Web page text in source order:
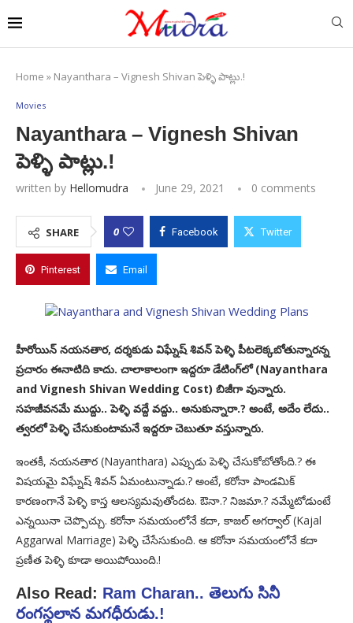
Home » Nayanthara – Vignesh Shivan పెళ్ళి పాట్లు.!
Movies
Nayanthara – Vignesh Shivan
పెళ్ళి పాట్లు.!
written by Hellomudra June 29, 2021 0 comments
SHARE 0 Facebook Twitter
Pinterest Email
హీరోయిన్ నయనతార, దర్శకుడు విఘ్నేష్ శివన్ పెళ్ళి పీటలెక్కబోతున్నారన్న
ప్రచారం ఈనాటిది కాదు. చాలాకాలంగా ఇద్దరూ డేటింగ్‌లో (Nayanthara
and Vignesh Shivan Wedding Cost) బిజీగా వున్నారు.
సహజీవనమే ముద్దు.. పెళ్ళి వద్దే వద్దు.. అనుకున్నారా.? అంటే, అదేం లేదు..
త్వరలో పెళ్ళి చేసుకుంటామనే ఇద్దరూ చెబుతూ వస్తున్నారు.
ఇంతకీ, నయనతార (Nayanthara) ఎప్పుడు పెళ్ళి చేసుకోబోతోంది.? ఈ
విషయమై విఘ్నేష్ శివన్ ఏమంటున్నాడు.? అంటే, కరోనా పాండమిక్
కారణంగానే పెళ్ళి కాస్త ఆలస్యమవుతోందట. ఔనా.? నిజమా.? నమ్మేటోడుంటే
ఎన్నయినా చెప్పొచ్చు. కరోనా సమయంలోనే కదా, కాజల్ అగర్వాల్ (Kajal
Aggarwal Marriage) పెళ్ళి చేసేసుకుంది. ఆ కరోనా సమయంలోనే కదా
ప్రణీత పెళ్ళి కూడా అయిపోయింది.!
Also Read: Ram Charan.. తెలుగు సినీ
రంగస్థలాన మగధీరుడు.!